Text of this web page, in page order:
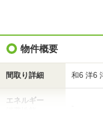
礼金（敷引・償
却金）
間取り / 専有面
物件概要
間取り詳細 和6 洋6
エネルギー